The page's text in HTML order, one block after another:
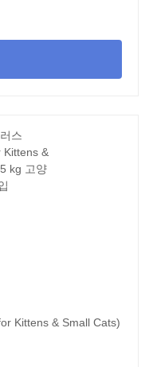
Kittens & Small Cats)